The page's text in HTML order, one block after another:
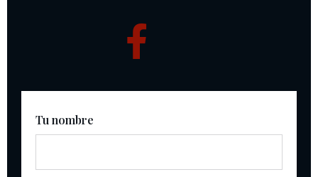
Tu nombre